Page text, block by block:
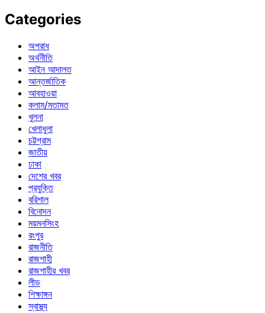
Categories
অপরাধ
অর্থনীতি
আইন আদালত
আন্তর্জাতিক
আবহাওয়া
কলাম/মতামত
খুলনা
খেলাধুলা
চট্টগ্রাম
জাতীয়
ঢাকা
দেশের খবর
প্রযুক্তি
বরিশাল
বিনোদন
ময়মনসিংহ
রংপুর
রাজনীতি
রাজশাহী
রাজশাহীর খবর
লীড
শিক্ষাঙ্গন
স্বাস্থ্য